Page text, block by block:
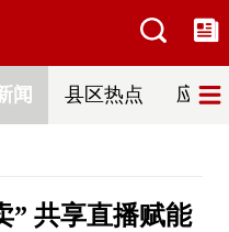
闻 县区热点 应急
” 共享直播赋能